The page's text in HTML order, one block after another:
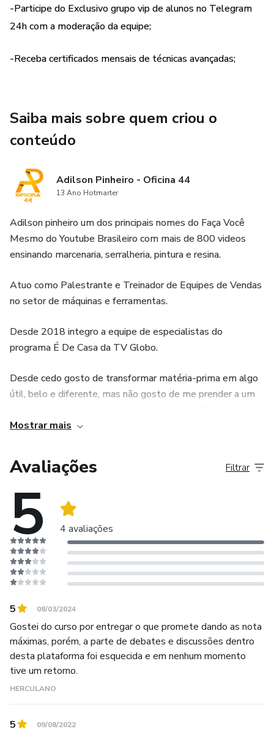
gerando imediatamente autoridade para seu negócio ou
Hobbie!
Para completar o pacote do programa, você tem o
elogios dos colegas além de poder colaborar nas dúvidas
dos outros participantes e fazer muitos amigos que
também gostam de marcenaria.
A única certeza neste processo é que você vai se
transformar em pouco tempo em um ESPECIALISTA EM
de queixo caído!
-Participe do Exclusivo grupo vip de alunos no Telegram
24h com a moderação da equipe;
-Receba certificados mensais de técnicas avançadas;
Saiba mais sobre quem criou o
conteúdo
Adilson Pinheiro - Oficina 44
13 Ano Hotmarter
Adilson pinheiro um dos principais nomes do Faça Você
Mesmo do Youtube Brasileiro com mais de 800 videos
ensinando marcenaria, serralheria, pintura e resina.
Atuo como Palestrante e Treinador de Equipes de Vendas
no setor de máquinas e ferramentas.
Desde 2018 integro a equipe de especialistas do
programa É De Casa da TV Globo.
Desde cedo gosto de transformar matéria-prima em algo
útil, belo e diferente, mas não gosto de me prender a um
pode ser cortado, moldado, curvado, colado ou soldado eu
Com o passar dos anos descobri minha verdadeira vocação:
Não me importo de contar tudo o que aprendi. Ensino sem
reservas ou receios.
Quero continuar a ensinar enquanto tiver forças e lucidez.
Mostrar mais
Avaliações
5 4 avaliações
Filtrar
5 08/03/2024
Gostei do curso por entregar o que promete dando as nota
máximas, porém, a parte de debates e discussões dentro
desta plataforma foi esquecida e em nenhum momento
tive um retorno.
HERCULANO
5 09/08/2022